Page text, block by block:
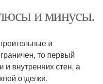
и минусы.
и
то первый
и внутренних стен, а
отделки.